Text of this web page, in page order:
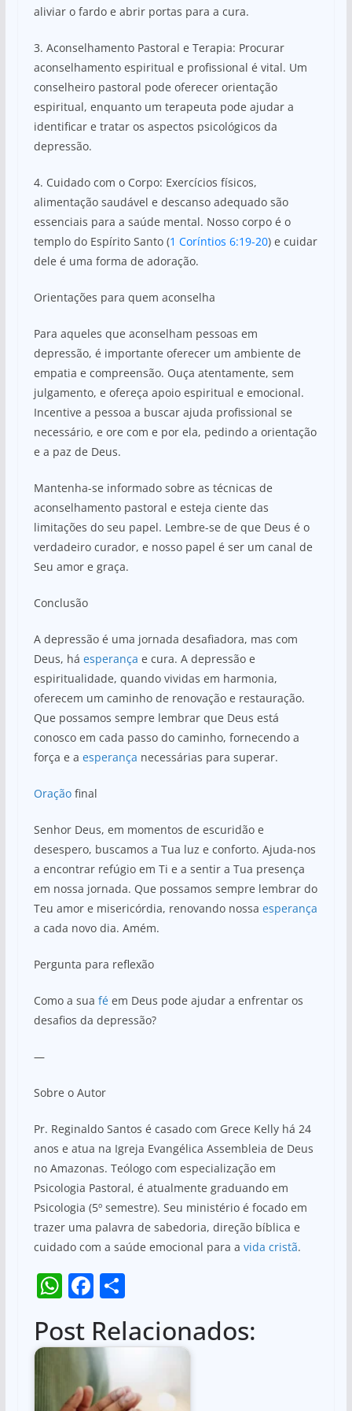
aliviar o fardo e abrir portas para a cura.
3. Aconselhamento Pastoral e Terapia: Procurar
aconselhamento espiritual e profissional é vital. Um
conselheiro pastoral pode oferecer orientação
espiritual, enquanto um terapeuta pode ajudar a
identificar e tratar os aspectos psicológicos da
depressão.
4. Cuidado com o Corpo: Exercícios físicos,
alimentação saudável e descanso adequado são
essenciais para a saúde mental. Nosso corpo é o
templo do Espírito Santo (1 Coríntios 6:19-20) e cuidar
dele é uma forma de adoração.
Orientações para quem aconselha
Para aqueles que aconselham pessoas em
depressão, é importante oferecer um ambiente de
empatia e compreensão. Ouça atentamente, sem
julgamento, e ofereça apoio espiritual e emocional.
Incentive a pessoa a buscar ajuda profissional se
necessário, e ore com e por ela, pedindo a orientação
e a paz de Deus.
Mantenha-se informado sobre as técnicas de
aconselhamento pastoral e esteja ciente das
limitações do seu papel. Lembre-se de que Deus é o
verdadeiro curador, e nosso papel é ser um canal de
Seu amor e graça.
Conclusão
A depressão é uma jornada desafiadora, mas com
Deus, há esperança e cura. A depressão e
espiritualidade, quando vividas em harmonia,
oferecem um caminho de renovação e restauração.
Que possamos sempre lembrar que Deus está
conosco em cada passo do caminho, fornecendo a
força e a esperança necessárias para superar.
Oraçãofinal
Senhor Deus, em momentos de escuridão e
desespero, buscamos a Tua luz e conforto. Ajuda-nos
a encontrar refúgio em Ti e a sentir a Tua presença
em nossa jornada. Que possamos sempre lembrar do
Teu amor e misericórdia, renovando nossa esperança
a cada novo dia. Amém.
Pergunta para reflexão
Como a sua féem Deus pode ajudar a enfrentar os
desafios da depressão?
—
Sobre o Autor
Pr. Reginaldo Santos é casado com Grece Kelly há 24
anos e atua na Igreja Evangélica Assembleia de Deus
no Amazonas. Teólogo com especialização em
Psicologia Pastoral, é atualmente graduando em
Psicologia (5º semestre). Seu ministério é focado em
trazer uma palavra de sabedoria, direção bíblica e
cuidado com a saúde emocional para a vida cristã.
W
at
A
F
c
e
b
S
ar
Post Relacionados: